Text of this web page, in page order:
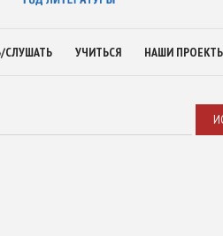
СЛУШАТЬ УЧИТЬСЯ НАШИ